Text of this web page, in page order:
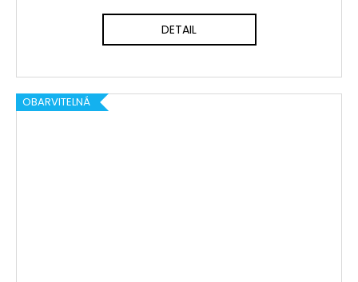
DETAIL
OBARVITELNÁ